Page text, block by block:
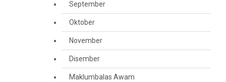
September
Oktober
November
Disember
Maklumbalas Awam